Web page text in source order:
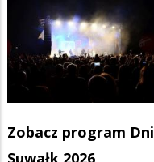
Zobacz program Dni
Suwałk 2026